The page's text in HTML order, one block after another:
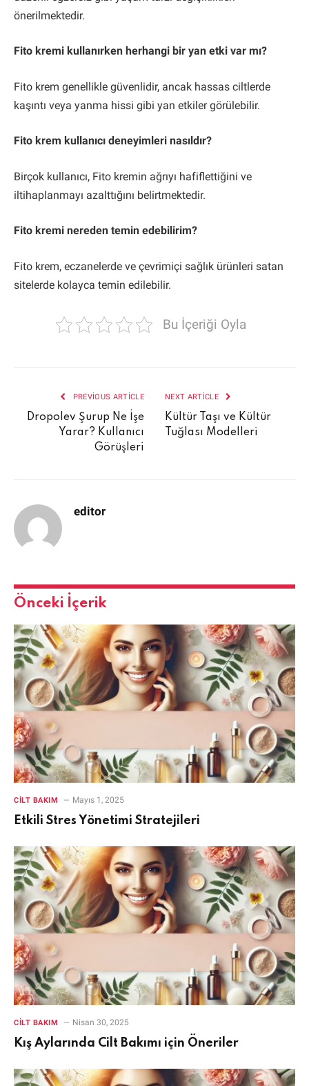
önerilmektedir.
Fito kremi kullanırken herhangi bir yan etki var mı?
Fito krem genellikle güvenlidir, ancak hassas ciltlerde
kaşıntı veya yanma hissi gibi yan etkiler görülebilir.
Fito krem kullanıcı deneyimleri nasıldır?
Birçok kullanıcı, Fito kremin ağrıyı hafiflettiğini ve
iltihaplanmayı azalttığını belirtmektedir.
Fito kremi nereden temin edebilirim?
Fito krem, eczanelerde ve çevrimiçi sağlık ürünleri satan
sitelerde kolayca temin edilebilir.
Bu İçeriği Oyla
PREVIOUS ARTICLE
Dropolev Şurup Ne İşe
Yarar? Kullanıcı
Görüşleri
NEXT ARTICLE
Kültür Taşı ve Kültür
Tuğlası Modelleri
editor
Önceki İçerik
CILT BAKIM Mayıs 1, 2025
Etkili Stres Yönetimi Stratejileri
CILT BAKIM Nisan 30, 2025
Kış Aylarında Cilt Bakımı için Öneriler